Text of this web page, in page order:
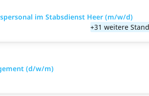
im Stabsdienst Heer (m/w/d)
+31 weitere
(d/w/m)